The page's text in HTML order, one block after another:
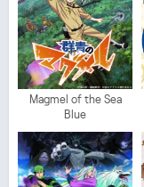
Magmel of the Sea
Blue